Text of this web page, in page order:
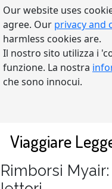
Our website uses
agree. Our privacy and
harmless cookies are.
Il nostro sito utilizza i
funzione. La nostra
che sono innocui.
Viaggiare
Rimborsi